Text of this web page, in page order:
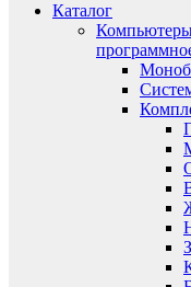
Каталог